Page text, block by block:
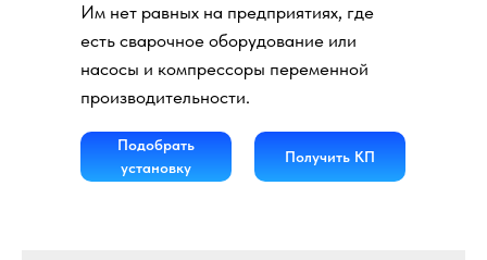
Подобрать
установку
Получить КП
Им нет равных на предприятиях, где
есть сварочное оборудование или
насосы и компрессоры переменной
производительности.